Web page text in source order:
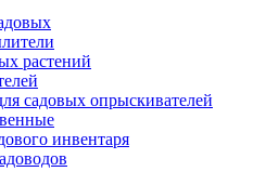
растений
садовых опрыскивателей
инвентаря